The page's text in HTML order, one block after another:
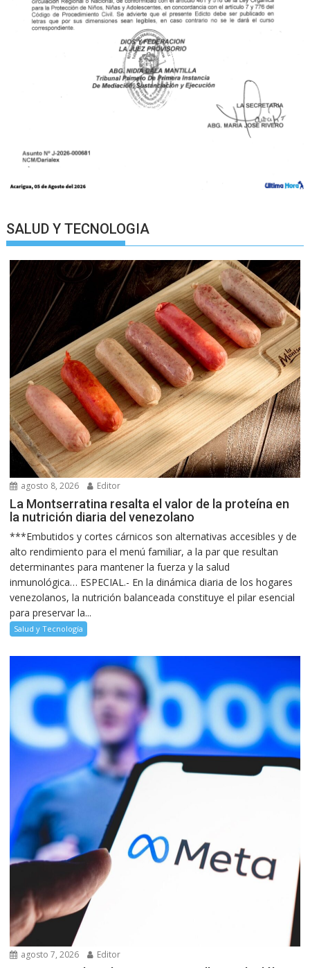
SALUD Y TECNOLOGIA
agosto 8, 2026 Editor
La Montserratina resalta el valor de la proteína en
la nutrición diaria del venezolano
***Embutidos y cortes cárnicos son alternativas accesibles y de
alto rendimiento para el menú familiar, a la par que resultan
determinantes para mantener la fuerza y la salud
inmunológica… ESPECIAL.- En la dinámica diaria de los hogares
venezolanos, la nutrición balanceada constituye el pilar esencial
para preservar la...
Salud y Tecnología
agosto 7, 2026 Editor